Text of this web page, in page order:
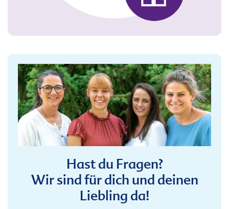
Hast du Fragen?
Wir sind für dich und deinen
Liebling da!